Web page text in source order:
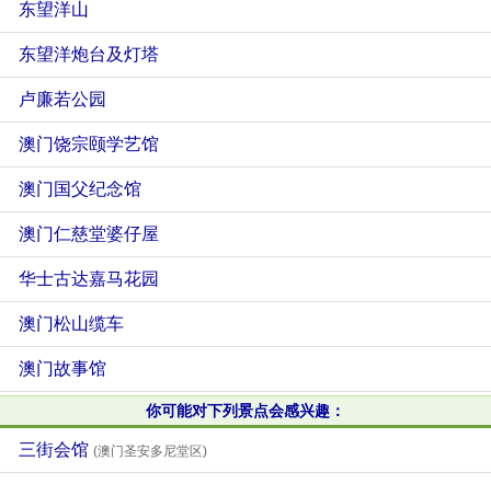
东望洋山
东望洋炮台及灯塔
卢廉若公园
澳门饶宗颐学艺馆
澳门国父纪念馆
澳门仁慈堂婆仔屋
华士古达嘉马花园
澳门松山缆车
澳门故事馆
你可能对下列景点会感兴趣：
三街会馆 (澳门圣安多尼堂区)